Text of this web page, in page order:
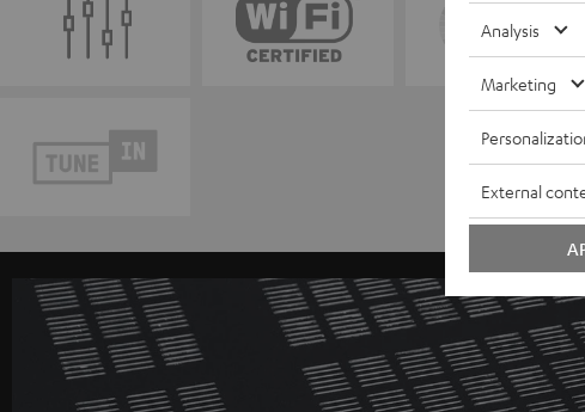
Analysis
Marketing
External